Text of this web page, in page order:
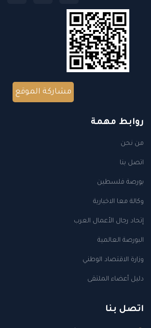
مشاركة الموقع
روابط مهمة
من نحن
اتصل بنا
بورصة فلسطين
وكالة معا الاخبارية
إتحاد رجال الأعمال العرب
البورصة العالمية
وزارة الاقتصاد الوطني
دليل أعضاء الملتقى
اتصل بنا